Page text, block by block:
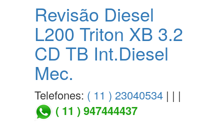
Revisão Diesel
L200 Triton XB 3.2
CD TB Int.Diesel
Mec.
Telefones: ( 11 ) 23040534 | | |
( 11 ) 947444437